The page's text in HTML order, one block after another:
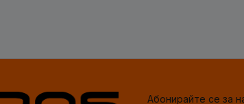
Абонирайте се за